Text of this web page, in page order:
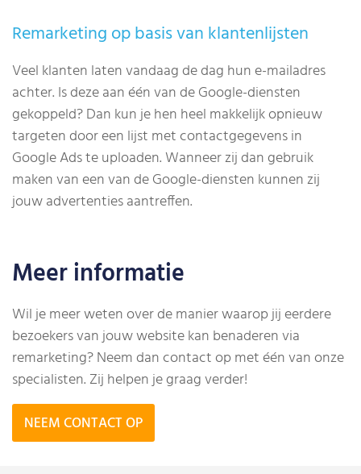
Remarketing op basis van klantenlijsten
Veel klanten laten vandaag de dag hun e-mailadres
achter. Is deze aan één van de Google-diensten
gekoppeld? Dan kun je hen heel makkelijk opnieuw
targeten door een lijst met contactgegevens in
Google Ads te uploaden. Wanneer zij dan gebruik
maken van een van de Google-diensten kunnen zij
jouw advertenties aantreffen.
Meer informatie
Wil je meer weten over de manier waarop jij eerdere
bezoekers van jouw website kan benaderen via
remarketing? Neem dan contact op met één van onze
specialisten. Zij helpen je graag verder!
NEEM CONTACT OP